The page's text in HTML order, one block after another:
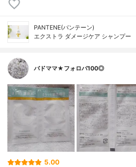
PANTENE(パンテーン)
エクストラ ダメージケア シャンプー
バドママ★フォロバ100◎
5.00